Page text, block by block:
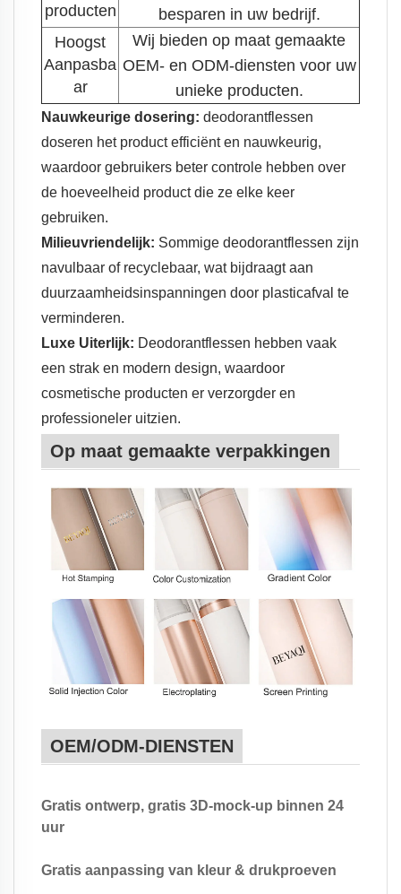
producten
besparen in uw bedrijf.
Hoogst
Aanpasba
ar
Wij bieden op maat gemaakte
OEM- en ODM-diensten voor uw
unieke producten.
Nauwkeurige dosering: deodorantflessen
doseren het product efficiënt en nauwkeurig,
waardoor gebruikers beter controle hebben over
de hoeveelheid product die ze elke keer
gebruiken.
Milieuvriendelijk: Sommige deodorantflessen zijn
navulbaar of recyclebaar, wat bijdraagt aan
duurzaamheidsinspanningen door plasticafval te
verminderen.
Luxe Uiterlijk: Deodorantflessen hebben vaak
een strak en modern design, waardoor
cosmetische producten er verzorgder en
professioneler uitzien.
Op maat gemaakte verpakkingen
OEM/ODM-DIENSTEN
Gratis ontwerp, gratis 3D-mock-up binnen 24
uur
Gratis aanpassing van kleur & drukproeven